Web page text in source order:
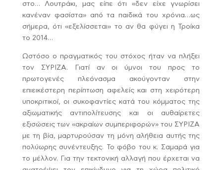
στο… Λουτράκι, μας είπε ότι «δεν είχε γνωρίσει
κανέναν φασίστα» από τα παιδικά του χρόνια…ως
σήμερα, ότι «εξελίσσεται» το αν θα φύγει η Τροίκα
το 2014…
Ωστόσο ο πραγματικός του στόχος ήταν να πλήξει
τον ΣΥΡΙΖΑ. Γιατί αν οι ύμνοι του προς το
πρωτογενές πλεόνασμα ακούγονταν στην
επιεικέστερη περίπτωση αφελείς και στη χειρότερη
υποκριτικοί, οι συκοφαντίες κατά του κόμματος της
αξιωματικής αντιπολίτευσης και οι αυθαίρετες
εξισώσεις των «ακραίων συμπεριφορών» του ΣΥΡΙΖΑ
με τη βία, μαρτυρούσαν τη μόνη αλήθεια αυτής της
πολύωρης συνέντευξης. Το φόβο του κ. Σαμαρά για
το μέλλον. Για την τεκτονική αλλαγή που έρχεται να